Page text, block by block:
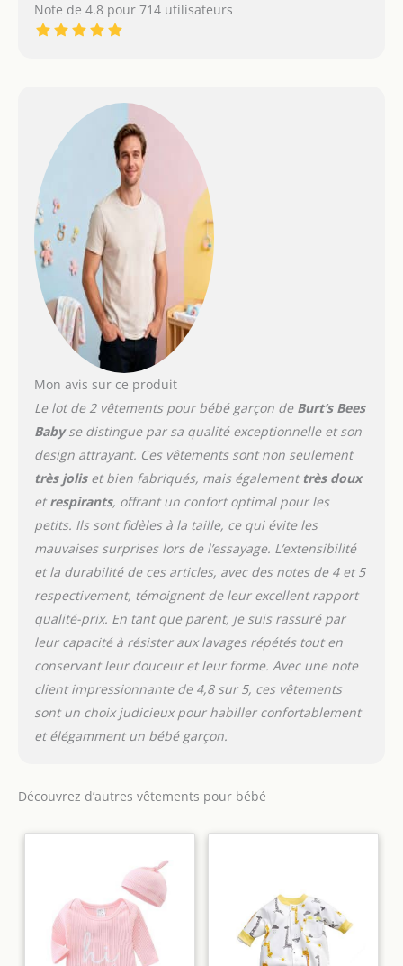
Note de 4.8 pour 714 utilisateurs
Mon avis sur ce produit
Le lot de 2 vêtements pour bébé garçon de Burt’s Bees
Babyse distingue par sa qualité exceptionnelle et son
design attrayant. Ces vêtements sont non seulement
très joliset bien fabriqués, mais également très doux
etrespirants, offrant un confort optimal pour les
petits. Ils sont fidèles à la taille, ce qui évite les
mauvaises surprises lors de l’essayage. L’extensibilité
et la durabilité de ces articles, avec des notes de 4 et 5
respectivement, témoignent de leur excellent rapport
qualité-prix. En tant que parent, je suis rassuré par
leur capacité à résister aux lavages répétés tout en
conservant leur douceur et leur forme. Avec une note
client impressionnante de 4,8 sur 5, ces vêtements
sont un choix judicieux pour habiller confortablement
et élégamment un bébé garçon.
Découvrez d’autres vêtements pour bébé